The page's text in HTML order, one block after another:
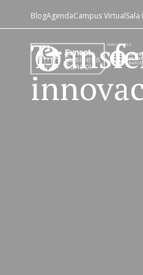
BlogAgendaCampus VirtualSala